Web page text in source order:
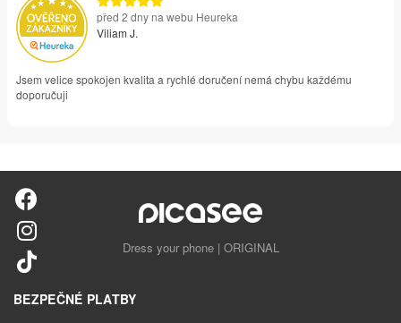
před 2 dny na webu Heureka
Viliam J.
Jsem velice spokojen kvalita a rychlé doručení nemá chybu každému
doporučuji
Dress your phone | ORIGINAL
BEZPEČNÉ PLATBY